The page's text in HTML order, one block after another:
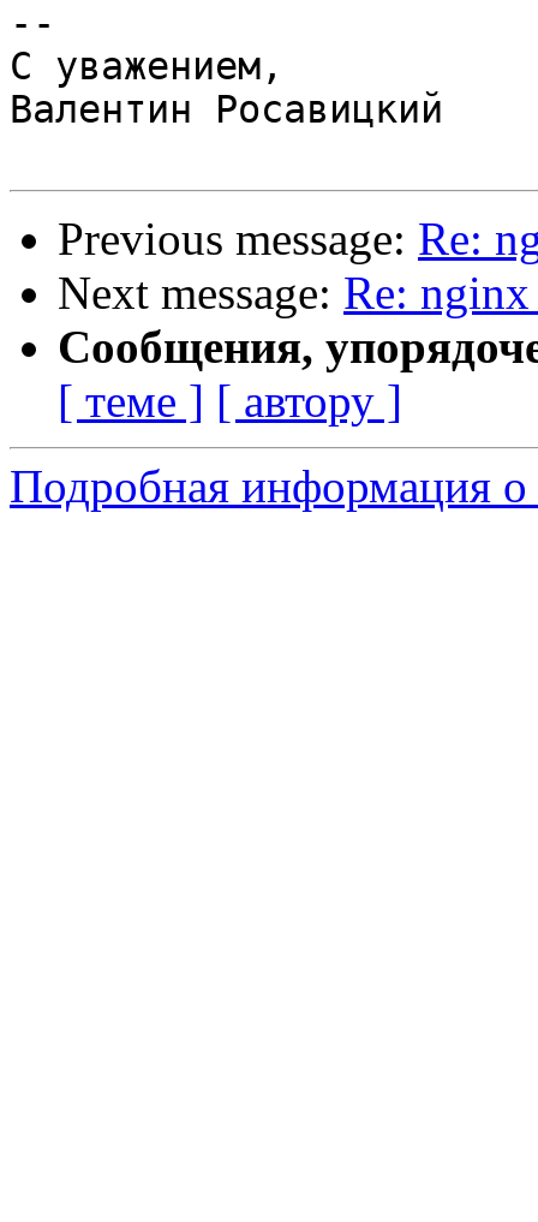
--
С уважением,
Валентин Росавицкий
Previous message: Re:
Next message: Re:
Сообщения,
[ теме ] [ автору ]
Подробная информация